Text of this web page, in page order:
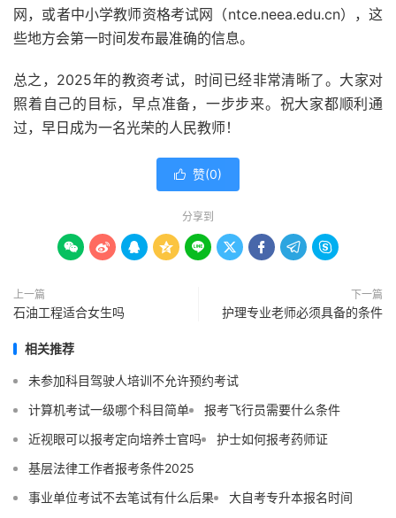
网，或者中小学教师资格考试网（ntce.neea.edu.cn），这
些地方会第一时间发布最准确的信息。
总之，2025年的教资考试，时间已经非常清晰了。大家对
照着自己的目标，早点准备，一步步来。祝大家都顺利通
过，早日成为一名光荣的人民教师！
 赞(0)
分享到
        
上一篇
石油工程适合女生吗
下一篇
护理专业老师必须具备的条件
相关推荐
未参加科目驾驶人培训不允许预约考试
计算机考试一级哪个科目简单
报考飞行员需要什么条件
近视眼可以报考定向培养士官吗
护士如何报考药师证
基层法律工作者报考条件2025
事业单位考试不去笔试有什么后果
大自考专升本报名时间